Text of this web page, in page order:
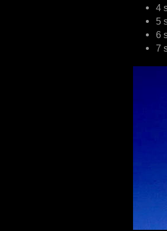
4
5
6
7